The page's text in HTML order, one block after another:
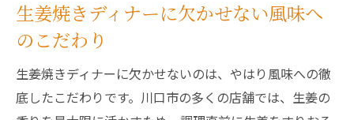
生姜焼きディナーに欠かせない風味へ
のこだわり
生姜焼きディナーに欠かせないのは、やはり風味への徹
底したこだわりです。川口市の多くの店舗では、生姜の